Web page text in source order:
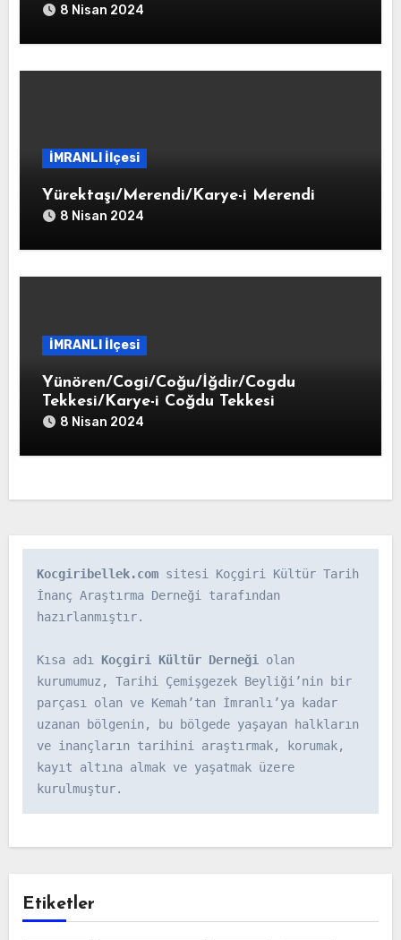
8 Nisan 2024
İMRANLI İlçesi
Yürektaşı/Merendi/Karye-i Merendi
8 Nisan 2024
İMRANLI İlçesi
Yünören/Cogi/Coğu/İğdir/Cogdu
Tekkesi/Karye-i Coğdu Tekkesi
8 Nisan 2024
Kocgiribellek.com sitesi Koçgiri Kültür Tarih
İnanç Araştırma Derneği tarafından
hazırlanmıştır.
Kısa adı Koçgiri Kültür Derneği olan
kurumumuz, Tarihi Çemişgezek Beyliği’nin bir
parçası olan ve Kemah’tan İmranlı’ya kadar
uzanan bölgenin, bu bölgede yaşayan halkların
ve inançların tarihini araştırmak, korumak,
kayıt altına almak ve yaşatmak üzere
kurulmuştur.
Etiketler